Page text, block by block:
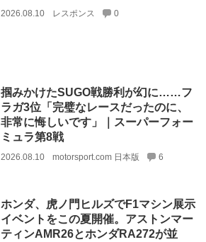
2026.08.10 レスポンス 0
掴みかけたSUGO戦勝利が幻に……フ
ラガ3位「完璧なレースだったのに、
非常に悔しいです」｜スーパーフォー
ミュラ第8戦
2026.08.10 motorsport.com 日本版 6
ホンダ、虎ノ門ヒルズでF1マシン展示
イベントをこの夏開催。アストンマー
ティンAMR26とホンダRA272が並